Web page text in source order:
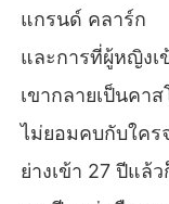
แกรนด์ คลาร์ก
และการที่ผู้หญิง
เขากลายเป็นคา
ไม่ยอมคบกับใค
ย่างเข้า 27 ปีแล้